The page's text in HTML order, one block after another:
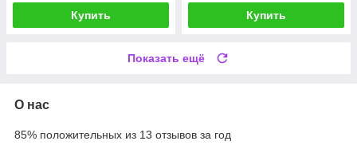
Купить Купить
Показать ещё
О нас
85% положительных из 13 отзывов за год